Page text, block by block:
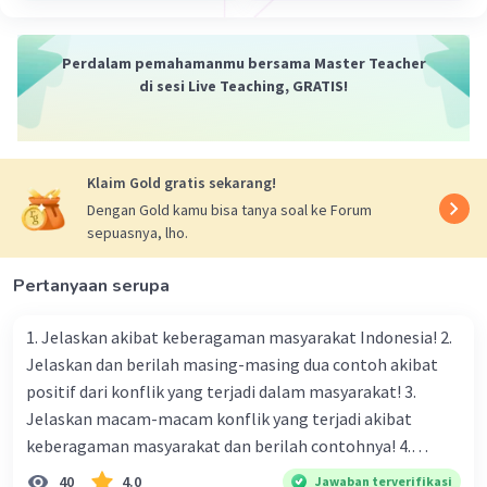
Perdalam pemahamanmu bersama Master Teacher
di sesi Live Teaching, GRATIS!
Klaim Gold gratis sekarang!
Dengan Gold kamu bisa tanya soal ke Forum
sepuasnya, lho.
Pertanyaan serupa
1. Jelaskan akibat keberagaman masyarakat Indonesia! 2.
Jelaskan dan berilah masing-masing dua contoh akibat
positif dari konflik yang terjadi dalam masyarakat! 3.
Jelaskan macam-macam konflik yang terjadi akibat
keberagaman masyarakat dan berilah contohnya! 4.
Mengapa dalam masyarakat yang memiliki keberagaman
40 4.0 Jawaban terverifikasi